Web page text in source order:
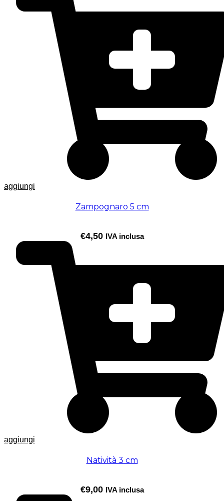
aggiungi
Zampognaro 5 cm
€4,50 IVA inclusa
aggiungi
Natività 3 cm
€9,00 IVA inclusa